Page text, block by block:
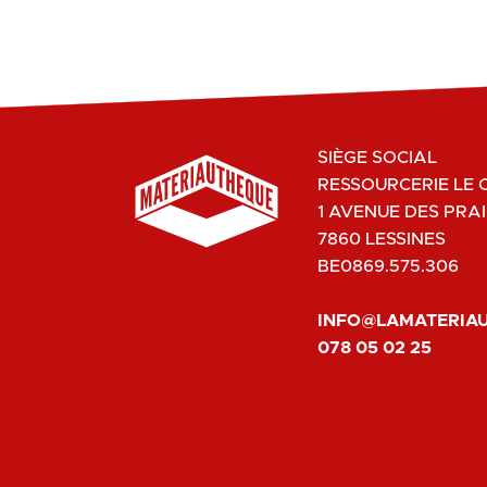
SIÈGE SOCIAL
RESSOURCERIE LE
1 AVENUE DES
7860 LESSINES
BE0869.575.306
078 05 02 25